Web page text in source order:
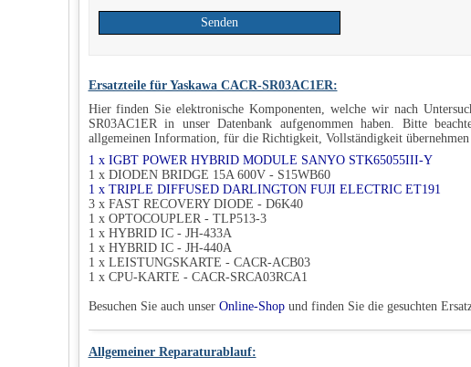
Senden
Ersatzteile für Yaskawa CACR-SR03AC1ER:
Hier finden Sie elektronische Komponenten, welche wir nach
SR03AC1ER in unser Datenbank aufgenommen haben. Bitte
allgemeinen Information, für die Richtigkeit, Vollständigkeit
1 x IGBT POWER HYBRID MODULE SANYO STK65055III-Y
1 x DIODEN BRIDGE 15A 600V - S15WB60
1 x TRIPLE DIFFUSED DARLINGTON FUJI ELECTRIC ET191
3 x FAST RECOVERY DIODE - D6K40
1 x OPTOCOUPLER - TLP513-3
1 x HYBRID IC - JH-433A
1 x HYBRID IC - JH-440A
1 x LEISTUNGSKARTE - CACR-ACB03
1 x CPU-KARTE - CACR-SRCA03RCA1
Besuchen Sie auch unser Online-Shopund finden Sie die gesuchten
Allgemeiner Reparaturablauf: